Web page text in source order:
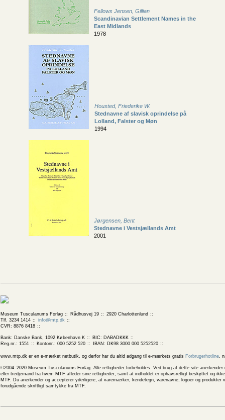
Fellows Jensen, Gillian
Scandinavian Settlement Names in the
East Midlands
1978
Housted, Friederike W.
Stednavne af slavisk oprindelse på
Lolland, Falster og Møn
1994
Jørgensen, Bent
Stednavne i Vestsjællands Amt
2001
Museum Tusculanums Forlag Rådhusvej 19
2920 Charlottenlund
Tlf. 3234 1414
info@mtp.dk
CVR: 8876 8418
Bank: Danske Bank, 1092 København K
BIC: DABADKKK
Reg.nr.: 1551
Kontonr.: 000 5252 520 IBAN: DK98 3000 000 5252520
www.mtp.dk er en e-mærket netbutik, og derfor har du altid adgang til e-mærkets gratis Forbrugerhotline,
©2004–2020 Museum Tusculanums Forlag. Alle rettigheder forbeholdes. Ved brug af dette site
eller tredjemand fra hvem MTF afleder sine rettigheder, samt at indholdet er ophavsretligt beskyttet og
MTF. Du anerkender og accepterer yderligere, at varemærker, kendetegn, varenavne, logoer og
forudgående skriftligt samtykke fra MTF.